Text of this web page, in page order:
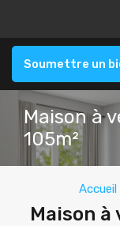
Soumettre un
Maison à
105m²
Accueil
Maison à